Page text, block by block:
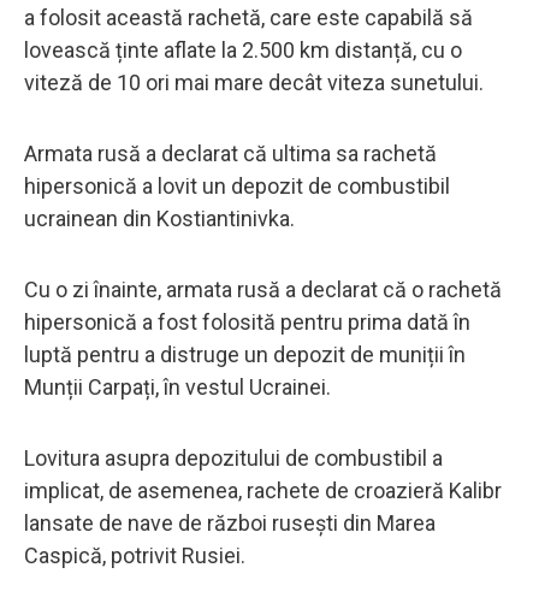
a folosit această rachetă, care este capabilă să
lovească ținte aflate la 2.500 km distanță, cu o
viteză de 10 ori mai mare decât viteza sunetului.
Armata rusă a declarat că ultima sa rachetă
hipersonică a lovit un depozit de combustibil
ucrainean din Kostiantinivka.
Cu o zi înainte, armata rusă a declarat că o rachetă
hipersonică a fost folosită pentru prima dată în
luptă pentru a distruge un depozit de muniții în
Munții Carpați, în vestul Ucrainei.
Lovitura asupra depozitului de combustibil a
implicat, de asemenea, rachete de croazieră Kalibr
lansate de nave de război rusești din Marea
Caspică, potrivit Rusiei.